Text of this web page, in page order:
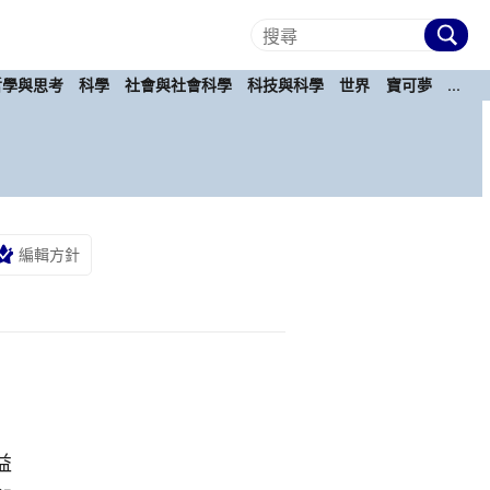
與思考 科學 社會與社會科學 科技與科學 世界 寶可夢
...
編輯方針